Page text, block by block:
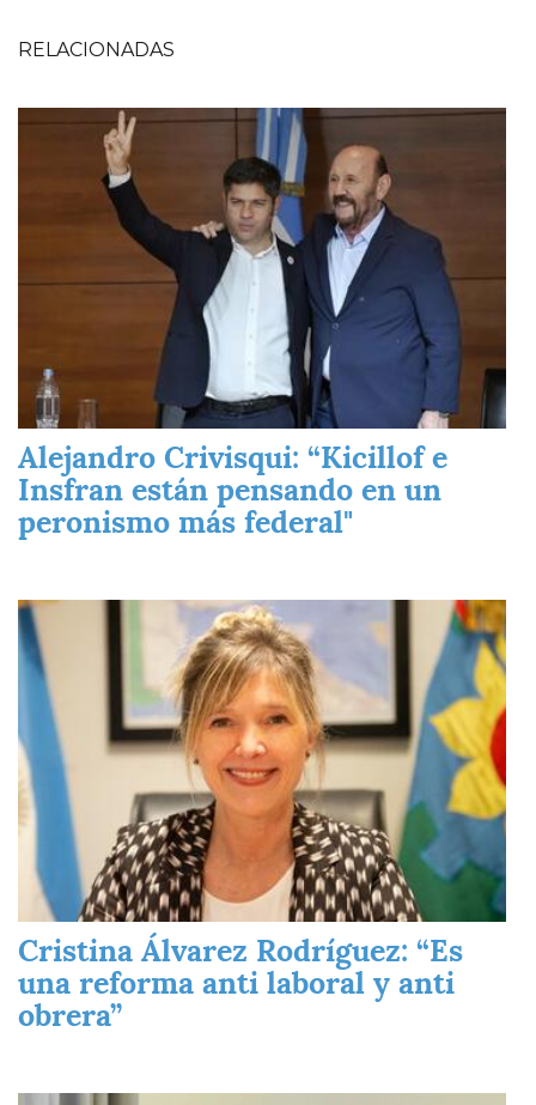
RELACIONADAS
Alejandro Crivisqui: “Kicillof e
Insfran están pensando en un
peronismo más federal"
Imagen
Cristina Álvarez Rodríguez: “Es
una reforma anti laboral y anti
obrera”